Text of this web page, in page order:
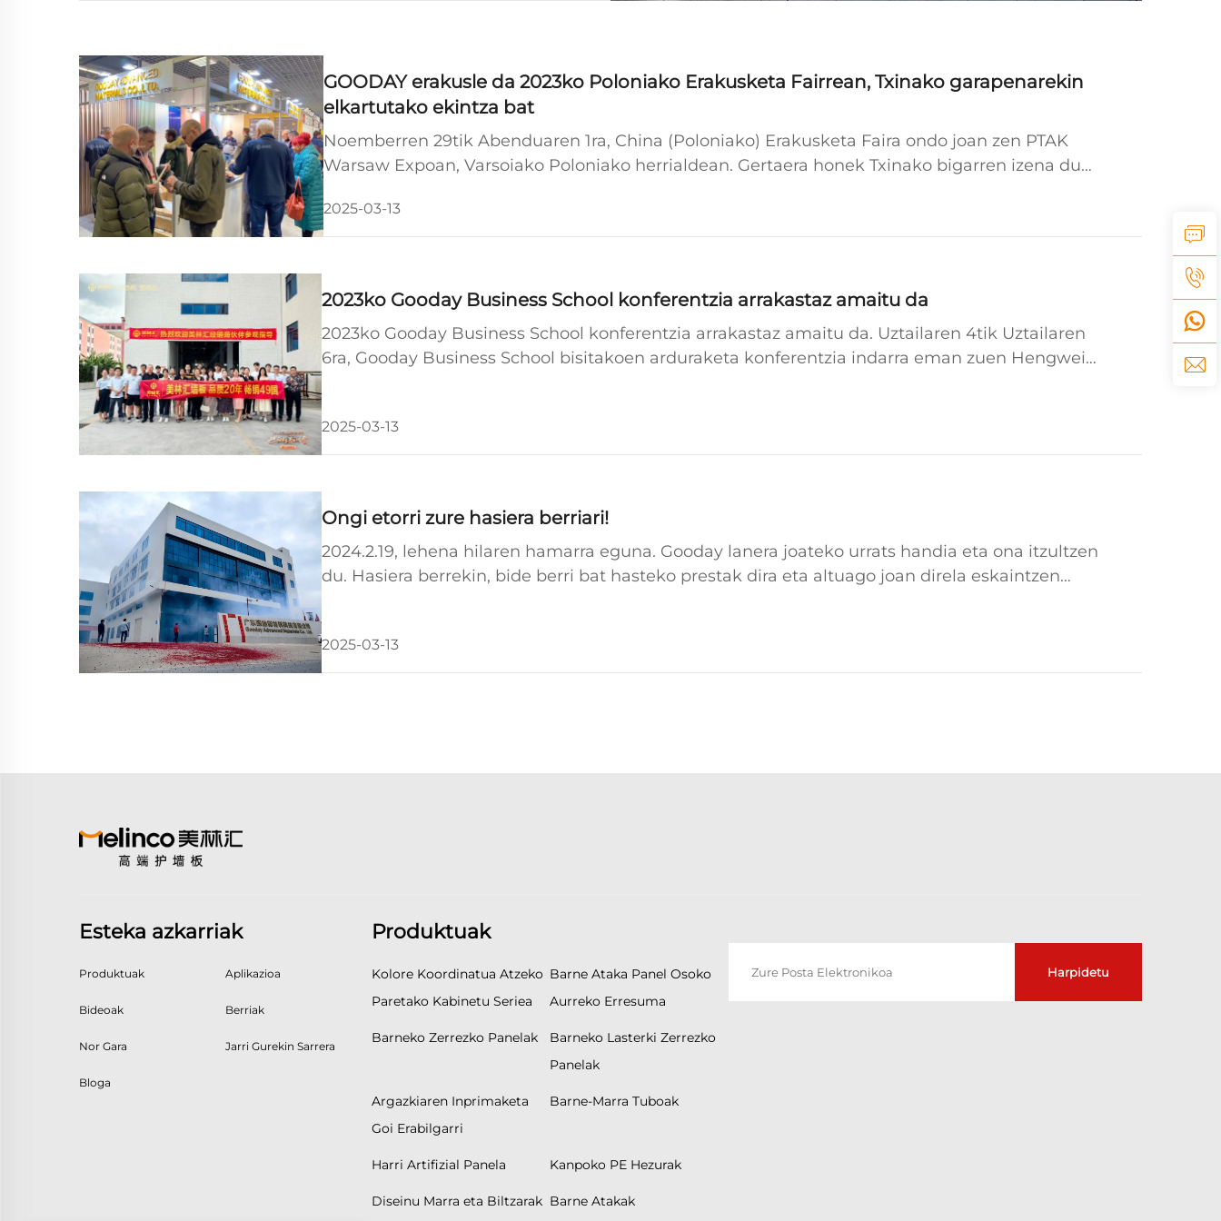
GOODAY erakusle da 2023ko Poloniako Erakusketa Fairrean, Txinako garapenarekin
elkartutako ekintza bat
Noemberren 29tik Abenduaren 1ra, China (Poloniako) Erakusketa Faira ondo joan zen PTAK
Warsaw Expoan, Varsoiako Poloniako herrialdean. Gertaera honek Txinako bigarren izena du
2025-03-13
2023ko Gooday Business School konferentzia arrakastaz amaitu da
2023ko Gooday Business School konferentzia arrakastaz amaitu da. Uztailaren 4tik Uztailaren
6ra, Gooday Business School bisitakoen arduraketa konferentzia indarra eman zuen Hengwei
Hotelan, Gaomingeko Foshankan. Ondorengo lanak egin zituenak...
2025-03-13
Ongi etorri zure hasiera berriari!
2024.2.19, lehena hilaren hamarra eguna. Gooday lanera joateko urrats handia eta ona itzultzen
du. Hasiera berrekin, bide berri bat hasteko prestak dira eta altuago joan direla eskaintzen
2025-03-13
Esteka azkarriak
Produktuak Aplikazioa
Bideoak Berriak
Nor Gara Jarri Gurekin Sarrera
Bloga
Produktuak
Kolore Koordinatua Atzeko
Paretako Kabinetu Seriea
Barne Ataka Panel Osoko
Aurreko Erresuma
Barneko Zerrezko Panelak
Barneko Lasterki Zerrezko
Panelak
Argazkiaren Inprimaketa
Goi Erabilgarri
Barne-Marra Tuboak
Harri Artifizial Panela Kanpoko PE Hezurak
Diseinu Marra eta Biltzarak Barne Atakak
Harpidetu